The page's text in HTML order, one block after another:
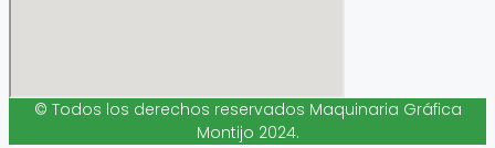
© Todos los derechos reservados Maquinaria Gráfica
Montijo 2024.